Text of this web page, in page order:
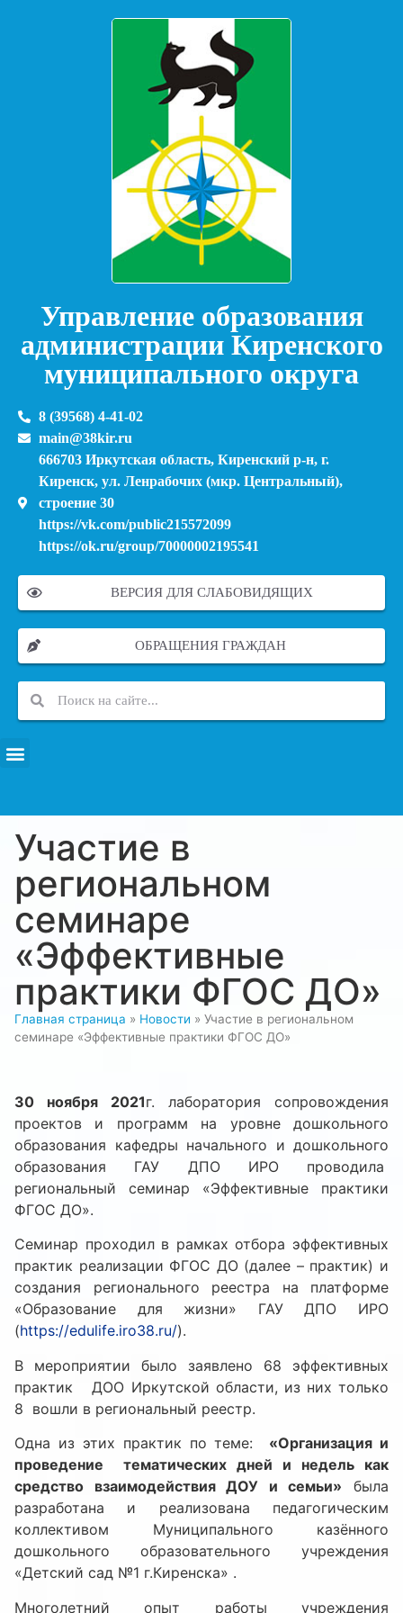
Управление образования
администрации Киренского
муниципального округа
8 (39568) 4-41-02
main@38kir.ru
666703 Иркутская область, Киренский р-н, г.
Киренск, ул. Ленрабочих (мкр. Центральный),
строение 30
https://vk.com/public215572099
https://ok.ru/group/70000002195541
ВЕРСИЯ ДЛЯ СЛАБОВИДЯЩИХ
ОБРАЩЕНИЯ ГРАЖДАН
Участие в
региональном
семинаре
«Эффективные
практики ФГОС ДО»
Главная страница » Новости » Участие в региональном
семинаре «Эффективные практики ФГОС ДО»
30 ноября 2021г. лаборатория сопровождения
проектов и программ на уровне дошкольного
образования кафедры начального и дошкольного
образования ГАУ ДПО ИРО проводила
региональный семинар «Эффективные практики
ФГОС ДО».
Семинар проходил в рамках отбора эффективных
практик реализации ФГОС ДО (далее – практик) и
создания регионального реестра на платформе
«Образование для жизни» ГАУ ДПО ИРО
(https://edulife.iro38.ru/).
В мероприятии было заявлено 68 эффективных
практик ДОО Иркутской области, из них только
8 вошли в региональный реестр.
Одна из этих практик по теме: «Организация и
проведение тематических дней и недель как
средство взаимодействия ДОУ и семьи» была
разработана и реализована педагогическим
коллективом Муниципального казённого
дошкольного образовательного учреждения
«Детский сад №1 г.Киренска» .
Многолетний опыт работы учреждения